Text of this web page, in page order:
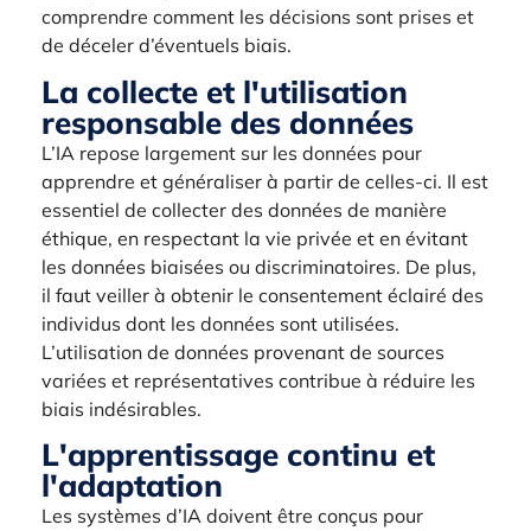
comprendre comment les décisions sont prises et
de déceler d’éventuels biais.
La collecte et l'utilisation
responsable des données
L’IA repose largement sur les données pour
apprendre et généraliser à partir de celles-ci. Il est
essentiel de collecter des données de manière
éthique, en respectant la vie privée et en évitant
les données biaisées ou discriminatoires. De plus,
il faut veiller à obtenir le consentement éclairé des
individus dont les données sont utilisées.
L’utilisation de données provenant de sources
variées et représentatives contribue à réduire les
biais indésirables.
L'apprentissage continu et
l'adaptation
Les systèmes d’IA doivent être conçus pour